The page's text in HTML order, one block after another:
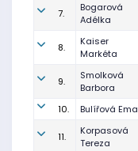
7.
Bogarová
Adélka
8.
Kaiser
Markéta
9.
Smolková
Barbora
10. Bulířová Ema
11.
Korpasová
Tereza